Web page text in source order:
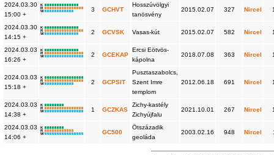
2024.03.30
15:00 +
K
R
W
3 GCHVT
Hosszúvölgyi
tanösvény
2015.02.07 327 Nircel
2024.03.30
14:15 +
K
R
W
2 GCVSK Vasas-kút 2015.02.07 582 Nircel
2024.03.03
16:26 +
K
R
W
2 GCEKAP
Ercsi Eötvös-
kápolna
2018.07.08 363 Nircel
2024.03.03
15:18 +
K
R
W
2 GCPSIT
Pusztaszabolcs,
Szent Imre
templom
2012.06.18 691 Nircel
2024.03.03
14:38 +
K
R
W
1 GCZKAS
Zichy-kastély
Zichyújfalu
2021.10.01 267 Nircel
2024.03.03
14:06 +
K
R
W
GC500
Ötszázadik
geoláda
2003.02.16 948 Nircel